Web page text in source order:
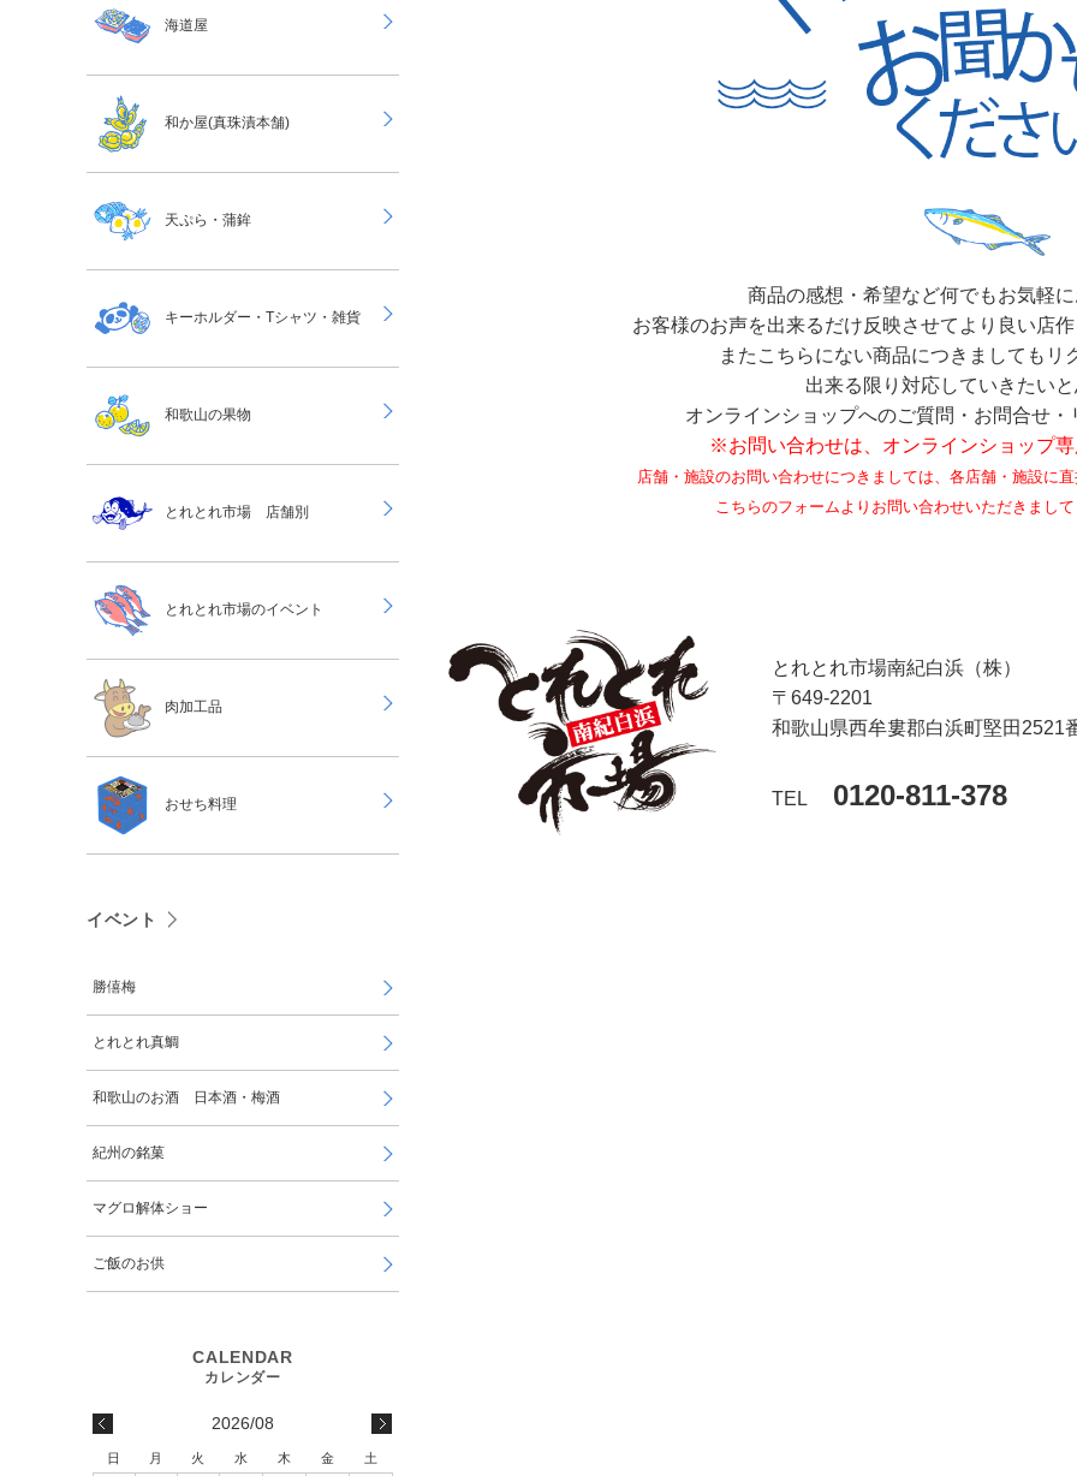
商品の感想・希望など何でもお気軽
お客様のお声を出来るだけ反映させてより良い店
またこちらにない商品につきましてもリ
出来る限り対応していきたい
オンラインショップへのご質問・お問合せ
※お問い合わせは、オンラインショップ
店舗・施設のお問い合わせにつきましては、各店舗・施設に
こちらのフォームよりお問い合わせいただきまし
とれとれ市場南紀白浜（株）
〒649-2201
和歌山県西牟婁郡白浜町堅田2521
TEL 0120-811-378
海道屋
和か屋(真珠漬本舗)
天ぷら・蒲鉾
キーホルダー・Tシャツ・雑貨
和歌山の果物
とれとれ市場 店舗別
とれとれ市場のイベント
肉加工品
おせち料理
イベント
勝僖梅
とれとれ真鯛
和歌山のお酒 日本酒・梅酒
紀州の銘菓
マグロ解体ショー
ご飯のお供
2026/08
日 月 火 水 木 金
土